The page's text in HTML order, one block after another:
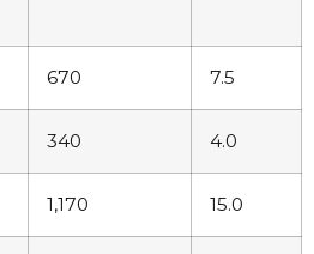
670 7.5
340 4.0
1,170 15.0